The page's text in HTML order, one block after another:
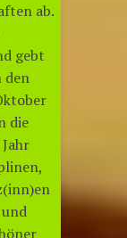
ab.
gebt
den
die